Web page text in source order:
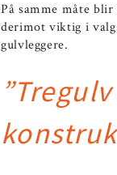
På samme måte
derimot viktig i valg
gulvleggere.